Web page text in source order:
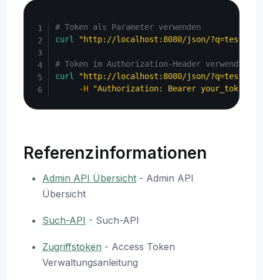
# Token als Parameter verwenden
curl
"http://localhost:8080/json/
# Token im Authorization-Header verwenden
curl
"http://localhost:8080/json/?q=test"
-H
"Authorization: Bearer
Referenzinformationen
Admin API Übersicht - Admin API
Übersicht
Such-API - Such-API
Zugriffstoken - Access Token
Verwaltungsanleitung